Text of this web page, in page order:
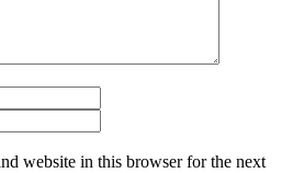
website in this browser for the next